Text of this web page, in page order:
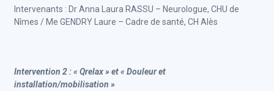
Intervenants : Dr Anna Laura RASSU – Neurologue, CHU de
Nîmes / Me GENDRY Laure – Cadre de santé, CH Alès
Intervention 2 : « Qrelax » et « Douleur et
installation/mobilisation »